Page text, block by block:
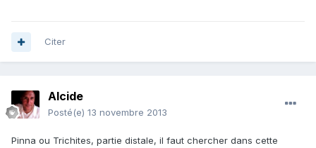
Citer
Alcide
Posté(e) 13 novembre 2013
Pinna ou Trichites, partie distale, il faut chercher dans cette